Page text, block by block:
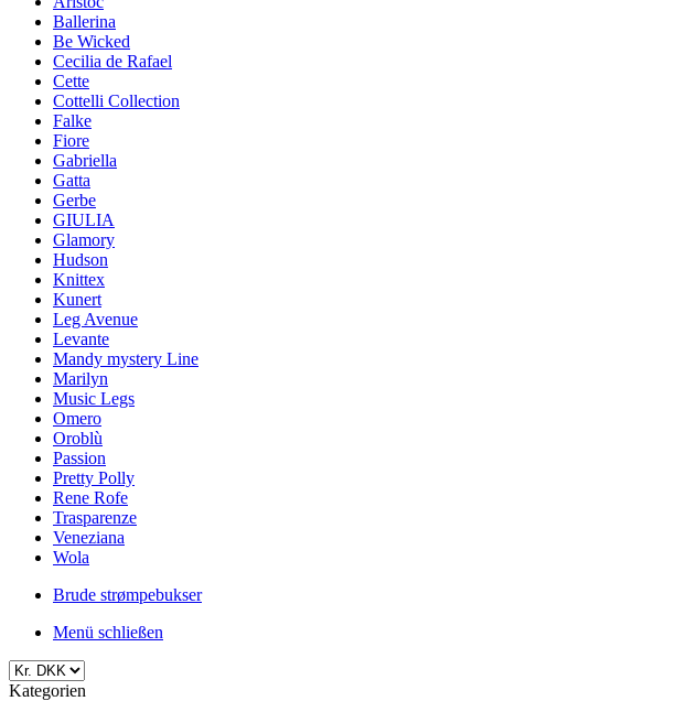
Ballerina
Be Wicked
Cecilia de Rafael
Cette
Cottelli Collection
Falke
Fiore
Gabriella
Gatta
Gerbe
GIULIA
Glamory
Hudson
Knittex
Kunert
Leg Avenue
Levante
Mandy mystery Line
Marilyn
Music Legs
Omero
Oroblù
Passion
Pretty Polly
Rene Rofe
Trasparenze
Veneziana
Wola
Brude strømpebukser
Menü schließen
Kategorien